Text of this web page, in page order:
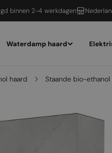
binnen 2-4 werkdagen
Waterdamp haard
haard Staande bio-ethanol